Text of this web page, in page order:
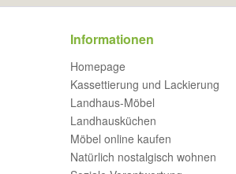
Informationen
Homepage
Kassettierung und Lackierung
Landhaus-Möbel
Landhausküchen
Möbel online kaufen
Natürlich nostalgisch wohnen